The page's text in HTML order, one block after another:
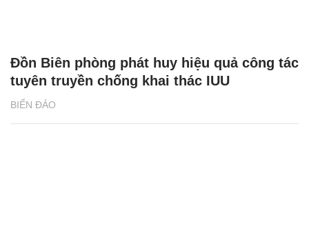
BIỂN ĐẢO
Đồn Biên phòng phát huy hiệu quả công tác
tuyên truyền chống khai thác IUU